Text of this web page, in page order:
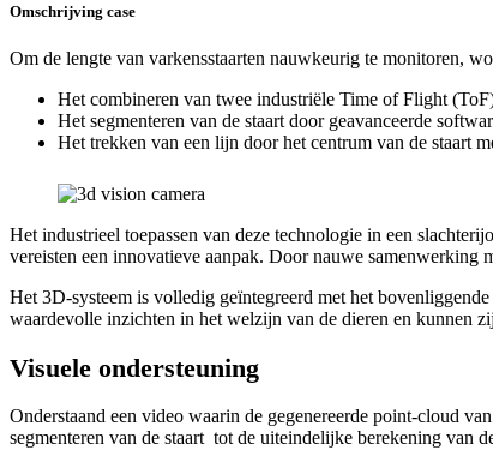
Omschrijving case
Om de lengte van varkensstaarten nauwkeurig te monitoren,
Het combineren van twee industriële Time of Flight
Het segmenteren van de staart door geavanceerde
Het trekken van een lijn door het centrum van de staart
Het industrieel toepassen van deze technologie in een
vereisten een innovatieve aanpak. Door nauwe samenwerking
Het 3D-systeem is volledig geïntegreerd met het
waardevolle inzichten in het welzijn van de dieren en kunnen
Visuele ondersteuning
Onderstaand een video waarin de gegenereerde point-cloud
segmenteren van de staart tot de uiteindelijke berekening van